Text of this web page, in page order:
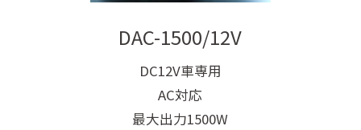
DAC-1500/12V
DC12V車専用
AC対応
最大出力1500W